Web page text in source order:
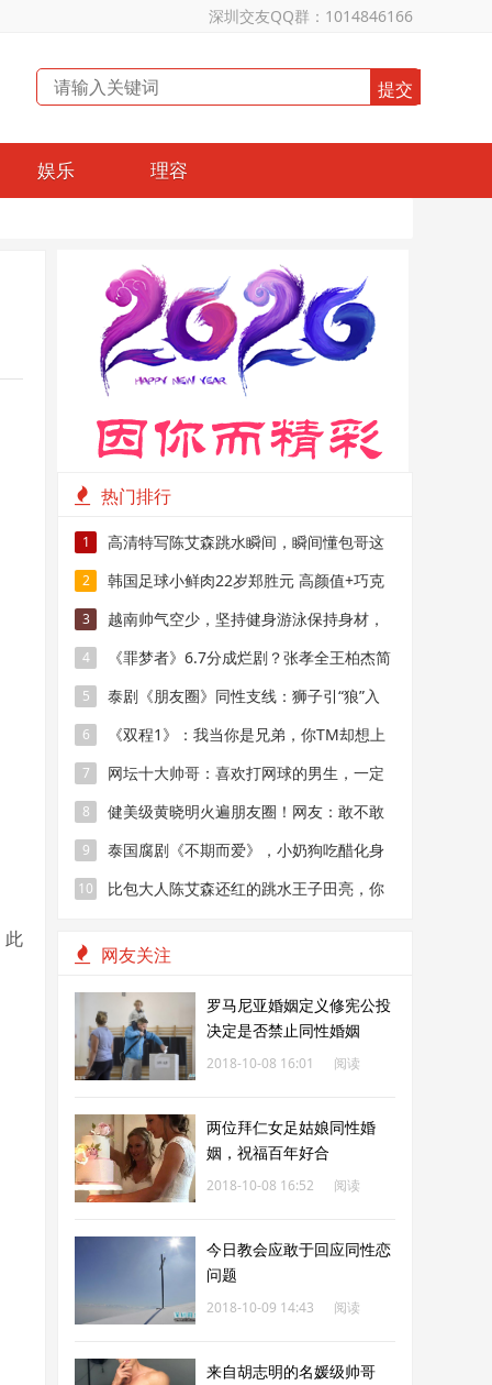
深圳交友QQ群：1014846166
娱乐 理容
此
热门排行
1
高清特写陈艾森跳水瞬间，瞬间懂包哥这
个称呼是怎么来的
2
韩国足球小鲜肉22岁郑胜元 高颜值+巧克
力腹肌帅气场上
3
越南帅气空少，坚持健身游泳保持身材，
引无数乘客犯花痴
4
《罪梦者》6.7分成烂剧？张孝全王柏杰简
直就是行走的荷尔蒙
5
泰剧《朋友圈》同性支线：狮子引“狼”入
室“吃”医生男友？！
6
《双程1》：我当你是兄弟，你TM却想上
我！
7
网坛十大帅哥：喜欢打网球的男生，一定
都很帅
8
健美级黄晓明火遍朋友圈！网友：敢不敢
再骚一点？
9
泰国腐剧《不期而爱》，小奶狗吃醋化身
霸道总裁
10
比包大人陈艾森还红的跳水王子田亮，你
网友关注
罗马尼亚婚姻定义修宪公投
决定是否禁止同性婚姻
2018-10-08 16:01
阅读
两位拜仁女足姑娘同性婚
姻，祝福百年好合
2018-10-08 16:52
阅读
今日教会应敢于回应同性恋
问题
2018-10-09 14:43
阅读
来自胡志明的名媛级帅哥